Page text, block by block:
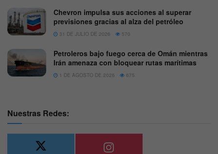
Chevron impulsa sus acciones al superar
previsiones gracias al alza del petróleo
31 DE JULIO DE 2026 570
Petroleros bajo fuego cerca de Omán mientras
Irán amenaza con bloquear rutas marítimas
1 DE AGOSTO DE 2026 675
Nuestras Redes: